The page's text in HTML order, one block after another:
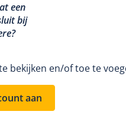
een
bij
bekijken en/of toe te
aan